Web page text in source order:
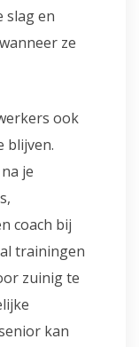
slag en
ze
ook
blijven.
je
coach bij
trainingen
zuinig te
kan